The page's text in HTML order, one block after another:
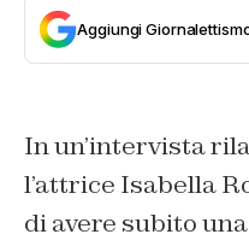
Aggiungi
In un’intervista
l’attrice Isabella
di avere subito